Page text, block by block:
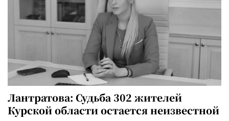
Лантратова: Судьба 302 жителей
Курской области остается неизвестной